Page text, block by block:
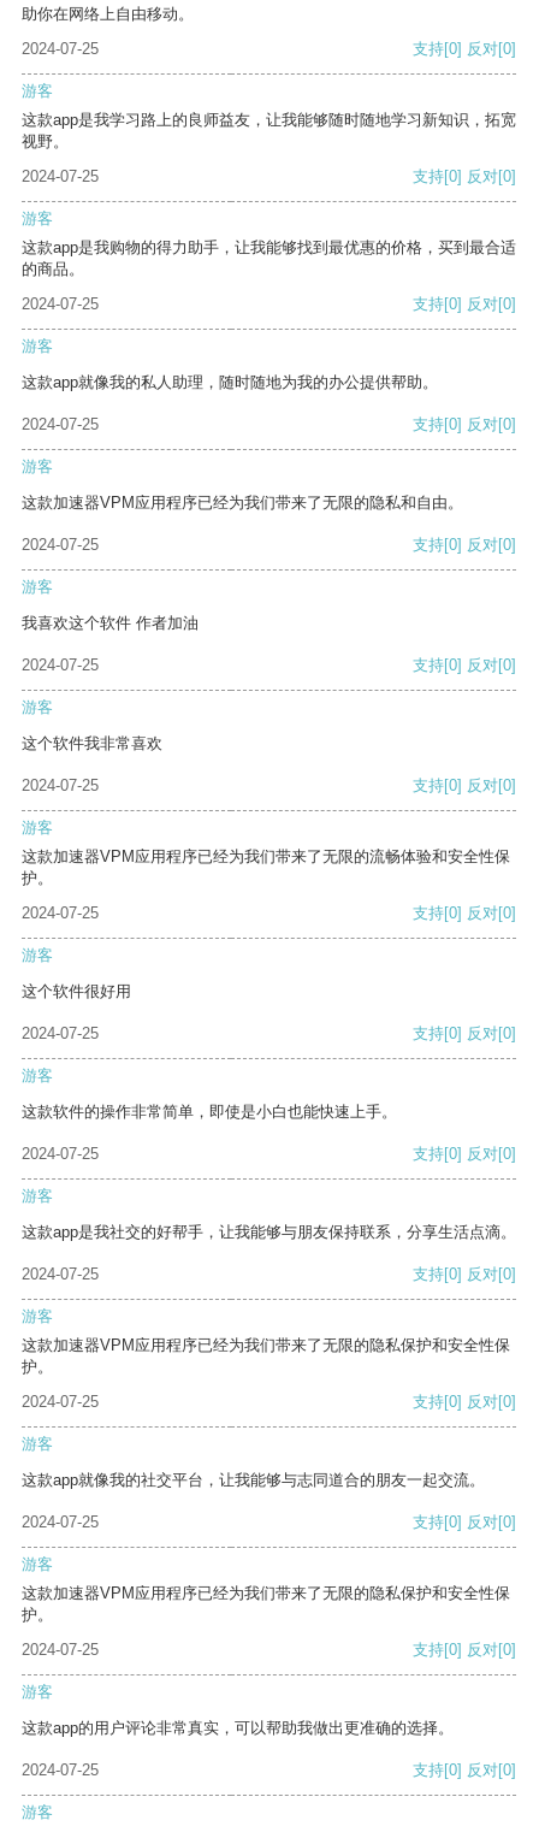
助你在网络上自由移动。
2024-07-25
支持[0] 反对[0]
游客
这款app是我学习路上的良师益友，让我能够随时随地学习新知识，拓宽
视野。
2024-07-25
支持[0] 反对[0]
游客
这款app是我购物的得力助手，让我能够找到最优惠的价格，买到最合适
的商品。
2024-07-25
支持[0] 反对[0]
游客
这款app就像我的私人助理，随时随地为我的办公提供帮助。
2024-07-25 支持[0] 反对[0]
游客
这款加速器VPM应用程序已经为我们带来了无限的隐私和自由。
2024-07-25 支持[0] 反对[0]
游客
我喜欢这个软件 作者加油
2024-07-25 支持[0] 反对[0]
游客
这个软件我非常喜欢
2024-07-25 支持[0] 反对[0]
游客
这款加速器VPM应用程序已经为我们带来了无限的流畅体验和安全性保
护。
2024-07-25
支持[0] 反对[0]
游客
这个软件很好用
2024-07-25 支持[0] 反对[0]
游客
这款软件的操作非常简单，即使是小白也能快速上手。
2024-07-25 支持[0] 反对[0]
游客
这款app是我社交的好帮手，让我能够与朋友保持联系，分享生活点滴。
2024-07-25 支持[0] 反对[0]
游客
这款加速器VPM应用程序已经为我们带来了无限的隐私保护和安全性保
护。
2024-07-25
支持[0] 反对[0]
游客
这款app就像我的社交平台，让我能够与志同道合的朋友一起交流。
2024-07-25 支持[0] 反对[0]
游客
这款加速器VPM应用程序已经为我们带来了无限的隐私保护和安全性保
护。
2024-07-25
支持[0] 反对[0]
游客
这款app的用户评论非常真实，可以帮助我做出更准确的选择。
2024-07-25 支持[0] 反对[0]
游客